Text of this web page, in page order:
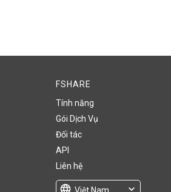
FSHARE
Tính năng
Gói Dịch Vụ
Đối tác
API
Liên hệ
language Việt Nam expand_more